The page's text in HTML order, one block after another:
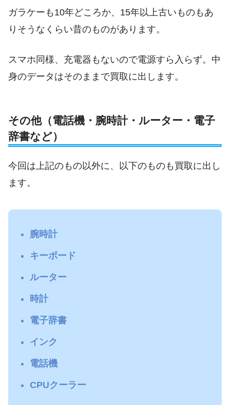
ガラケーも10年どころか、15年以上古いものもあ
りそうなくらい昔のものがあります。
スマホ同様、充電器もないので電源すら入らず。中
身のデータはそのままで買取に出します。
その他（電話機・腕時計・ルーター・電子
辞書など）
今回は上記のもの以外に、以下のものも買取に出し
ます。
腕時計
キーボード
ルーター
時計
電子辞書
インク
電話機
CPUクーラー